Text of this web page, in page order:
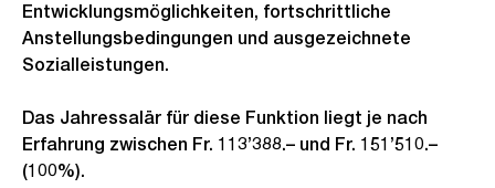
Entwicklungsmöglichkeiten, fortschrittliche
Anstellungsbedingungen und ausgezeichnete
Sozialleistungen.
Das Jahressalär für diese Funktion liegt je nach
Erfahrung zwischen Fr. 113’388.– und Fr. 151’510.–
(100%).